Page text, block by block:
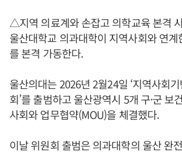
△지역 의료계와 손잡고 의학교육 본격
울산대학교 의과대학이 지역사회와 연계
를 본격 가동한다.
울산의대는 2026년 2월24일 ‘지역사회
회’를 출범하고 울산광역시 5개 구·군 보
사회와 업무협약(MOU)을 체결했다.
이날 위원회 출범은 의과대학의 울산 완